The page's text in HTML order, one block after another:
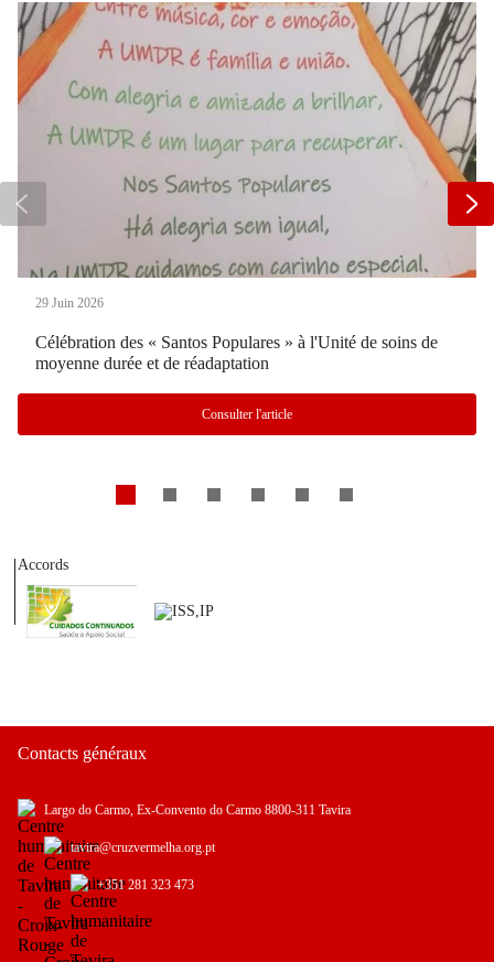
29 Juin 2026
Célébration des « Santos Populares » à l'Unité de soins de
moyenne durée et de réadaptation
Consulter l'article
Accords
Contacts généraux
Largo do Carmo, Ex-Convento do Carmo 8800-311 Tavira
tavira@cruzvermelha.org.pt
+351 281 323 473